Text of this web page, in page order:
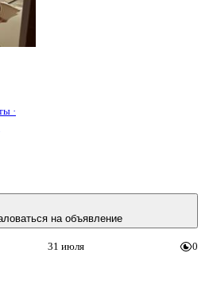
·
на объявление
31 июля 0